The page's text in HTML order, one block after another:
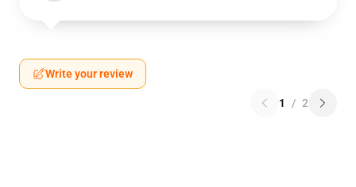
Write your review
1 / 2